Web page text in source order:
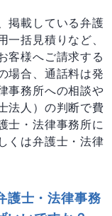
掲載している弁護
括見積りなど、
客様へご請求する
場合、通話料は発
事務所への相談や
法人）の判断で費
士・法律事務所に
くは弁護士・法律
護士・法律事務